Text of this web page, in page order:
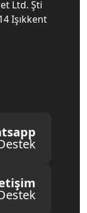
Ltd. Şti
Işıkkent